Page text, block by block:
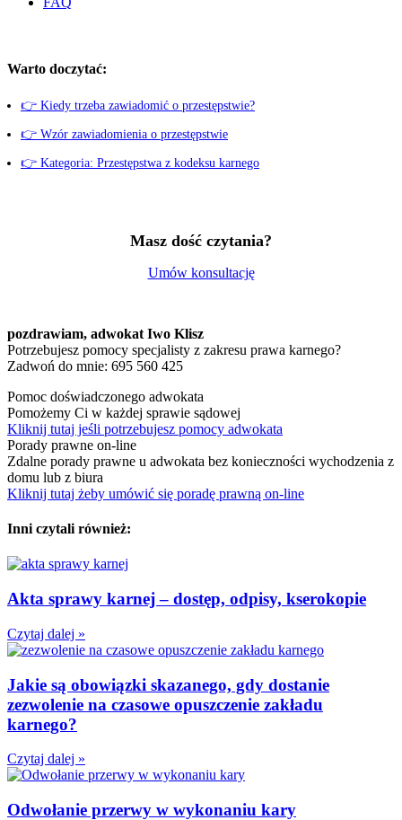
Warto doczytać:
👉 Kiedy trzeba zawiadomić o przestępstwie?
👉 Wzór zawiadomienia o przestępstwie
👉 Kategoria: Przestępstwa z kodeksu karnego
Masz dość czytania?
Umów konsultację
pozdrawiam, adwokat Iwo Klisz
Potrzebujesz pomocy specjalisty z zakresu prawa karnego?
Zadwoń do mnie: 695 560 425
Pomoc doświadczonego adwokata
Pomożemy Ci w każdej sprawie sądowej
Kliknij tutaj jeśli potrzebujesz pomocy adwokata
Porady prawne on-line
Zdalne porady prawne u adwokata bez konieczności wychodzenia z
domu lub z biura
Kliknij tutaj żeby umówić się poradę prawną on-line
Inni czytali również:
Akta sprawy karnej – dostęp, odpisy, kserokopie
Czytaj dalej »
Jakie są obowiązki skazanego, gdy dostanie
zezwolenie na czasowe opuszczenie zakładu
karnego?
Czytaj dalej »
Odwołanie przerwy w wykonaniu kary